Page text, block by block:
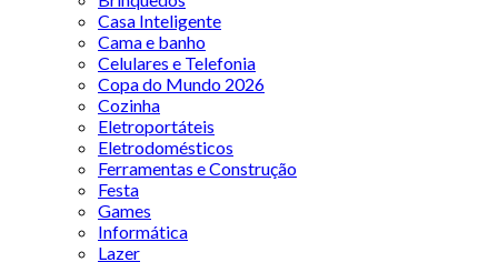
Casa Inteligente
Cama e banho
Celulares e Telefonia
Copa do Mundo 2026
Cozinha
Eletroportáteis
Eletrodomésticos
Ferramentas e Construção
Festa
Games
Informática
Lazer